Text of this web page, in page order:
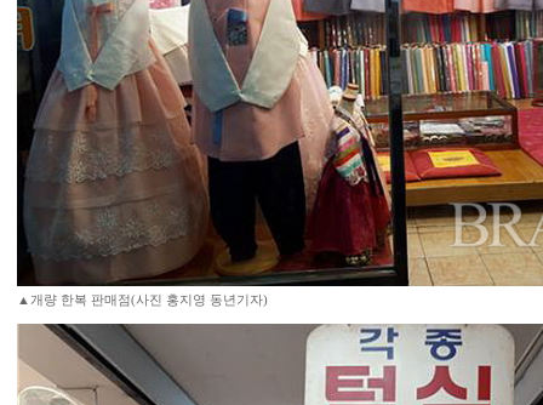
▲개량 한복 판매점(사진 홍지영 동년기자)